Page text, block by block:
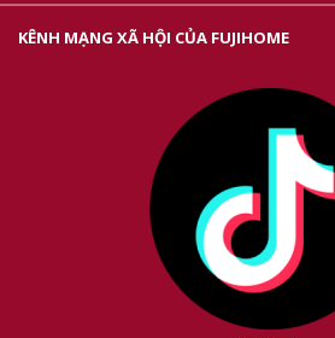
KÊNH MẠNG XÃ HỘI CỦA FUJIHOME